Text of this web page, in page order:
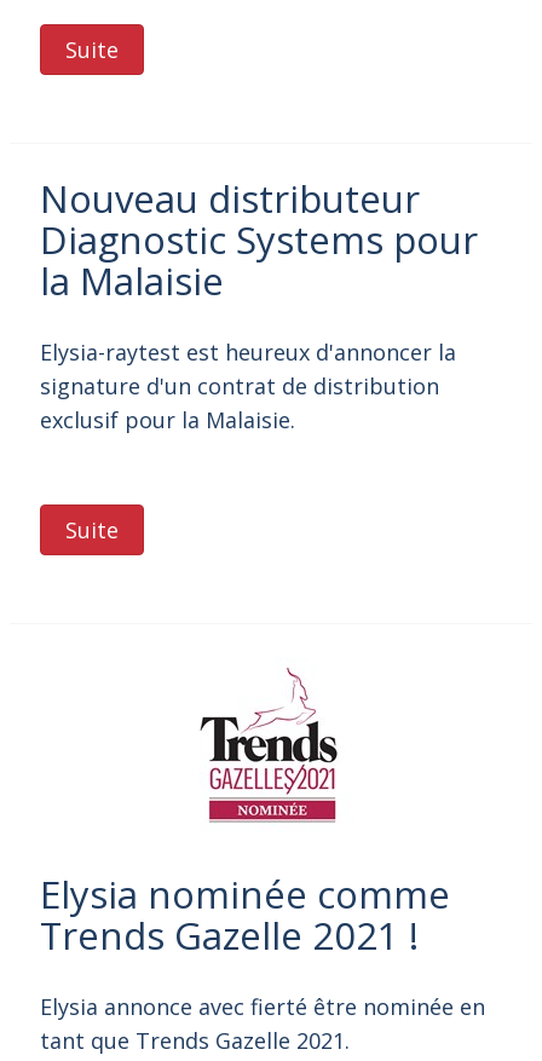
Suite
Nouveau distributeur
Diagnostic Systems pour
la Malaisie
Elysia-raytest est heureux d'annoncer la
signature d'un contrat de distribution
exclusif pour la Malaisie.
Suite
Elysia nominée comme
Trends Gazelle 2021 !
Elysia annonce avec fierté être nominée en
tant que Trends Gazelle 2021.